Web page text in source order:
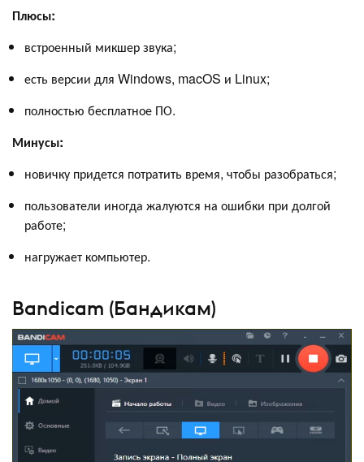
Плюсы:
встроенный микшер звука;
есть версии для Windows, macOS и Linux;
полностью бесплатное ПО.
Минусы:
новичку придется потратить время, чтобы разобраться;
пользователи иногда жалуются на ошибки при долгой
работе;
нагружает компьютер.
Bandicam (Бандикам)